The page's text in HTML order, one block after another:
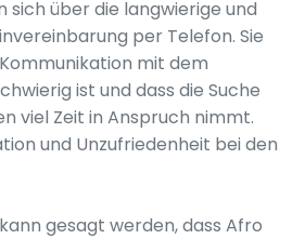
sich über die langwierige und
per Telefon. Sie
mit dem
ist und dass die Suche
viel Zeit in Anspruch nimmt.
und Unzufriedenheit bei den
gesagt werden, dass Afro